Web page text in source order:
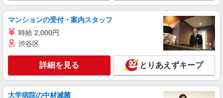
キープ 詳細を見る
派遣社員
株式会社kotrio /●KM-H-2093276
＜宇城市＞病院の看護助手＊日払いOK！即高
収入可♪
時給1450円〜2062円 ＜日払い有/週払い有/交
通費全支給(ガソリン代含む)＞
マンションの受付・案内スタッフ
時給 2,000円
渋谷区
詳細を見る とりあえずキープ
大学病院の中材滅菌